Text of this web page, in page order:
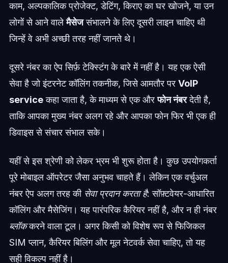
काम, अल्पकालिक प्रोजेक्ट, डेटिंग, किराए का घर खोजने, या उन
लोगों से आने वालेमैसेजसंभालने के लिए दूसरी लाइन चाहिए थी
जिन्हें वे अभी अच्छी तरह नहीं जानते थे।
दूसरे नंबर का ऐप सिर्फ़ टेक्स्टिंग के बारे में नहीं है। यह एक ऐसी
सेवा है जो इंटरनेट कॉलिंग तकनीक, जिसे आमतौर पर VoIP
serviceकहा जाता है, के माध्यम से एक औरफोन नंबरदेती है,
ताकि आपका मुख्य नंबर अलग रहे और आपका फोन फिर भी एक ही
डिवाइस से संचार संभाल सके।
यहीं से इस श्रेणी को लेकर भ्रम भी शुरू होता है। कुछ उपयोगकर्ता
पूरे मोबाइल ऑपरेटर जैसा अनुभव चाहते हैं। लेकिन एक वर्चुअल
नंबर ऐप अलग तरह की सेवा प्रदान करता है: सॉफ़्टवेयर-आधारित
कॉलिंग और मैसेजिंग। यह पारंपरिक कैरियर नहीं है, और न ही नंबर
ब्लॉककरने वाला टूल। अगर किसी को विशेष रूप से फिजिकल
SIM प्लान, कैरियर बिलिंग और मूल नेटवर्क सेवा चाहिए, तो यह
सही विकल्प नहीं है।